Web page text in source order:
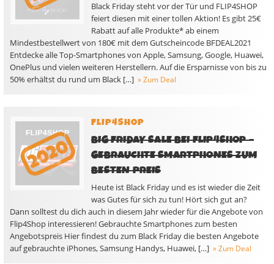
Black Friday steht vor der Tür und FLIP4SHOP
feiert diesen mit einer tollen Aktion! Es gibt 25€
Rabatt auf alle Produkte* ab einem
Mindestbestellwert von 180€ mit dem Gutscheincode BFDEAL2021
Entdecke alle Top-Smartphones von Apple, Samsung, Google, Huawei,
OnePlus und vielen weiteren Herstellern. Auf die Ersparnisse von bis zu
50% erhältst du rund um Black […] » Zum Deal
FLIP4SHOP
BIG FRIDAY SALE BEI FLIP4SHOP –
GEBRAUCHTE SMARTPHONES ZUM
BESTEN PREIS
Heute ist Black Friday und es ist wieder die Zeit
was Gutes für sich zu tun! Hört sich gut an?
Dann solltest du dich auch in diesem Jahr wieder für die Angebote von
Flip4Shop interessieren! Gebrauchte Smartphones zum besten
Angebotspreis Hier findest du zum Black Friday die besten Angebote
auf gebrauchte iPhones, Samsung Handys, Huawei, […] » Zum Deal